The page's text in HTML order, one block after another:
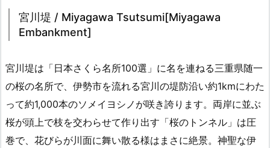
宮川堤 / Miyagawa Tsutsumi[Miyagawa
Embankment]
宮川堤は「日本さくら名所100選」に名を連ねる三重県随一
の桜の名所で、伊勢市を流れる宮川の堤防沿い約1kmにわた
って約1,000本のソメイヨシノが咲き誇ります。両岸に並ぶ
桜が頭上で枝を交わらせて作り出す「桜のトンネル」は圧
巻で、花びらが川面に舞い散る様はまさに絶景。神聖な伊